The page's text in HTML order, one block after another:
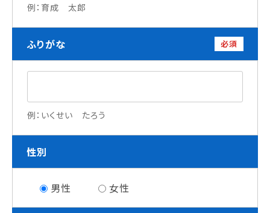
Wライセンスコース
資格・就職
資格について
内定者VOICE
インターンシップ
活躍する卒業生
チャレンジプログラム
フォローアップレッスン
例：育成 太郎
ふりがな 必須
例：いくせい たろう
性別
男性 女性